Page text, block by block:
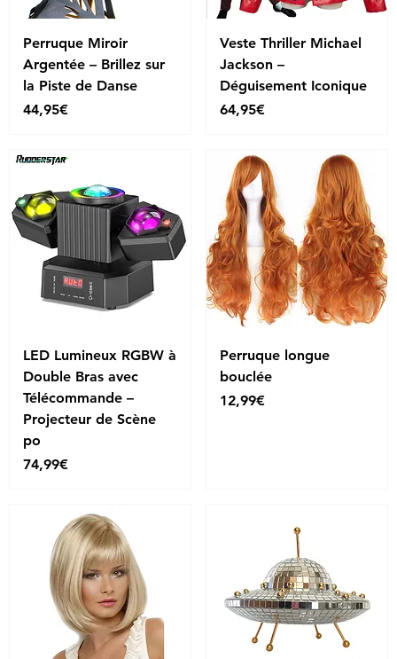
Perruque Miroir
Argentée – Brillez sur
la Piste de Danse
Price
44,95€
Veste Thriller Michael
Jackson –
Déguisement Iconique
Price
64,95€
LED Lumineux RGBW à
Double Bras avec
Télécommande –
Projecteur de Scène
po
Price
74,99€
Perruque longue
bouclée
Price
12,99€